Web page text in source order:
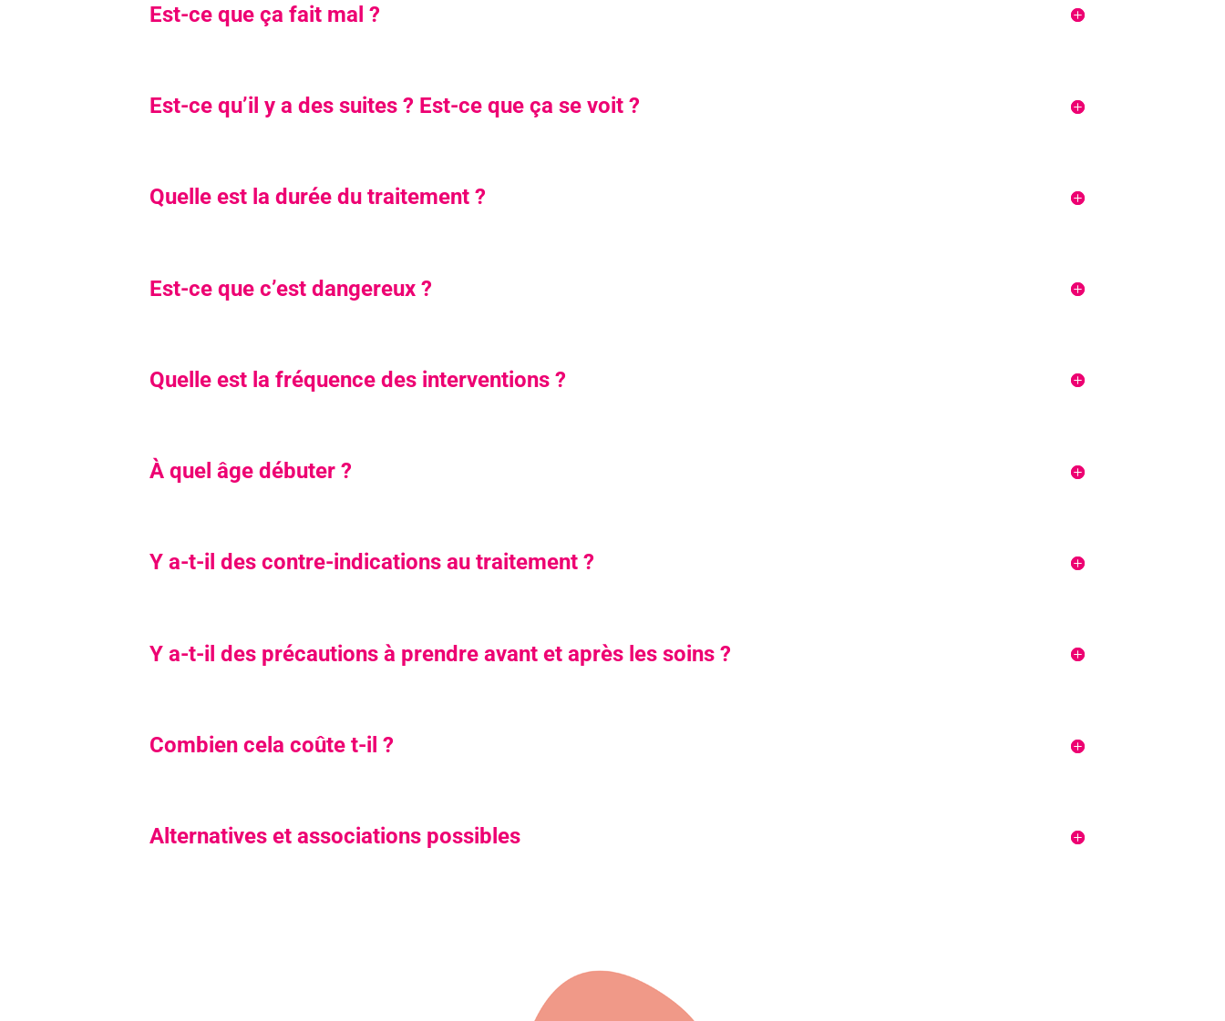
Est-ce que ça fait mal ?
Est-ce qu’il y a des suites ? Est-ce que ça se voit ?
Quelle est la durée du traitement ?
Est-ce que c’est dangereux ?
Quelle est la fréquence des interventions ?
À quel âge débuter ?
Y a-t-il des contre-indications au traitement ?
Y a-t-il des précautions à prendre avant et après les soins ?
Combien cela coûte t-il ?
Alternatives et associations possibles